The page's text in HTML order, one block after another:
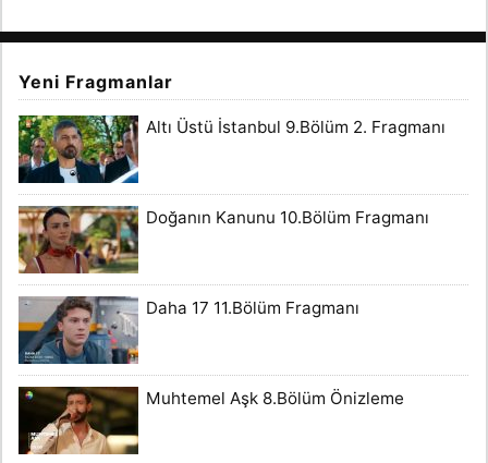
Yeni Fragmanlar
Altı Üstü İstanbul 9.Bölüm 2. Fragmanı
Doğanın Kanunu 10.Bölüm Fragmanı
Daha 17 11.Bölüm Fragmanı
Muhtemel Aşk 8.Bölüm Önizleme